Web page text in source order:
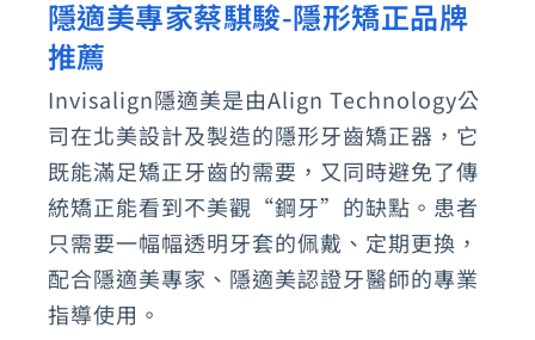
隱適美專家蔡騏駿-隱形矯正品牌
推薦
Invisalign隱適美是由Align Technology公
司在北美設計及製造的隱形牙齒矯正器，它
既能滿足矯正牙齒的需要，又同時避免了傳
統矯正能看到不美觀“鋼牙”的缺點。患者
只需要一幅幅透明牙套的佩戴、定期更換，
配合隱適美專家、隱適美認證牙醫師的專業
指導使用。
隱
適
美
專
家
蔡
騏
駿-
隱